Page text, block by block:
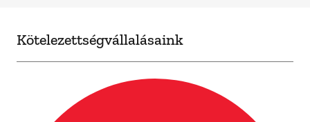
Kötelezettségvállalásaink